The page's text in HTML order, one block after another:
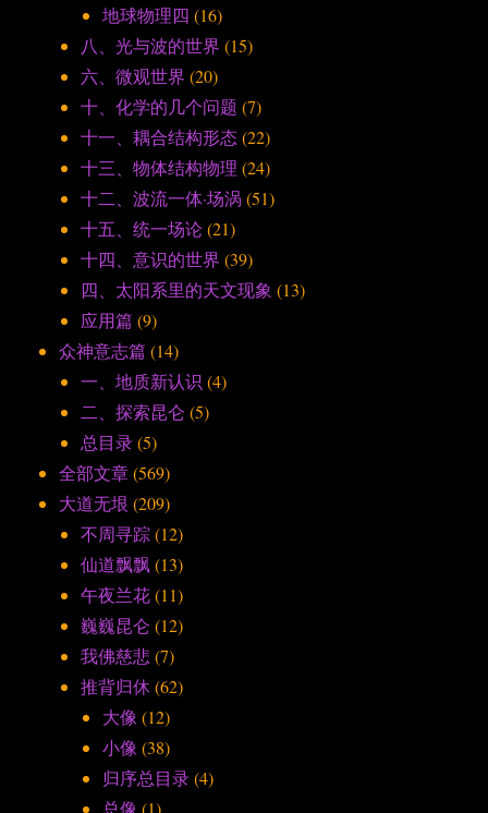
地球物理四 (16)
八、光与波的世界 (15)
六、微观世界 (20)
十、化学的几个问题 (7)
十一、耦合结构形态(22)
十三、物体结构物理 (24)
十二、波流一体·场涡 (51)
十五、统一场论(21)
十四、意识的世界 (39)
四、太阳系里的天文现象 (13)
应用篇 (9)
众神意志篇 (14)
一、地质新认识 (4)
二、探索昆仑 (5)
总目录(5)
全部文章(569)
大道无垠 (209)
不周寻踪(12)
仙道飘飘(13)
午夜兰花(11)
巍巍昆仑 (12)
我佛慈悲 (7)
推背归休(62)
大像 (12)
小像 (38)
归序总目录(4)
总像 (1)